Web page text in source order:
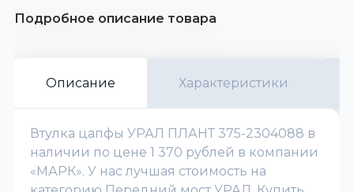
Подробное описание товара
Описание Характеристики
Втулка цапфы УРАЛ ПЛАНТ 375-2304088 в
наличии по цене 1 370 рублей в компании
«МАРК». У нас лучшая стоимость на